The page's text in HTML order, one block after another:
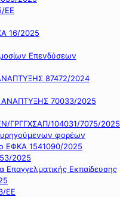
ΕΕ
16/2025
Επενδύσεων
87472/2024
ΑΝΑΠΤΥΞΗΣ 70033/2025
ΓΡΓΓΧΣΑΠ/104031/7075/2025
φορέων
ΕΦΚΑ 1541090/2025
2025
Επαγγελματικής Εκπαίδευσης
ΕΕ